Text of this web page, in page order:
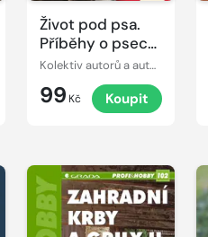
Život pod psa.
Příběhy o psech,
které se vám
nebudou líbit.
Kolektiv autorů a autorek
99 Kč Koupit